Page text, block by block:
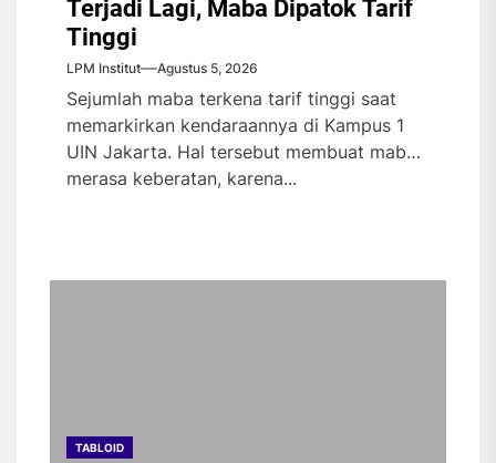
Terjadi Lagi, Maba Dipatok Tarif
Tinggi
LPM Institut Agustus 5, 2026
Sejumlah maba terkena tarif tinggi saat
memarkirkan kendaraannya di Kampus 1
UIN Jakarta. Hal tersebut membuat maba
merasa keberatan, karena...
TABLOID
TABLOID
TABLOID
TABLOID